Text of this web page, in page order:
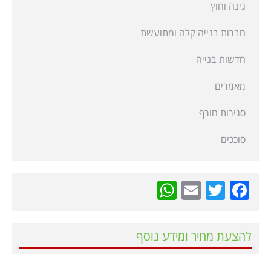
גינה וחוץ
חברות בנייה קלה ומתועשת
חדשות בנייה
מאמרים
סגירות חורף
סוככים
Facebook
Twitter
Email
להצעת מחיר ומידע נוסף